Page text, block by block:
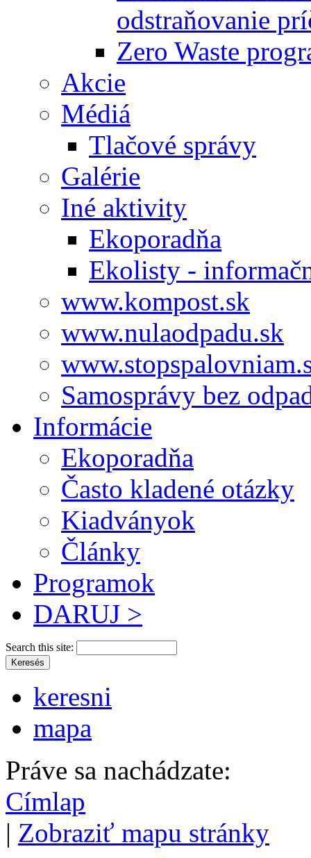
odstraňovanie
Zero Waste
Akcie
Médiá
Tlačové správy
Galérie
Iné aktivity
Ekoporadňa
Ekolisty -
www.kompost.sk
www.nulaodpadu.sk
Samosprávy bez
Informácie
Ekoporadňa
Často kladené otázky
Kiadványok
Články
Programok
DARUJ >
Search this site:
keresni
mapa
Práve sa nachádzate:
Címlap
| Zobraziť mapu stránky